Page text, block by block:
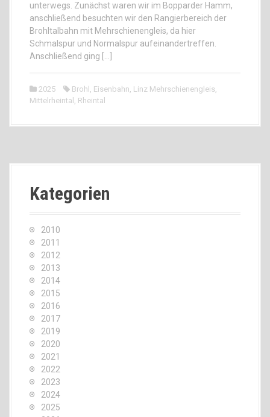
unterwegs. Zunächst waren wir im Bopparder Hamm,
anschließend besuchten wir den Rangierbereich der
Brohltalbahn mit Mehrschienengleis, da hier
Schmalspur und Normalspur aufeinandertreffen.
Anschließend ging […]
2025 Brohl , Eisenbahn, Linz Mehrschienengleis,
Mittelrheintal , Rheintal
Kategorien
2010
2011
2012
2013
2014
2015
2016
2017
2019
2020
2021
2022
2023
2024
2025